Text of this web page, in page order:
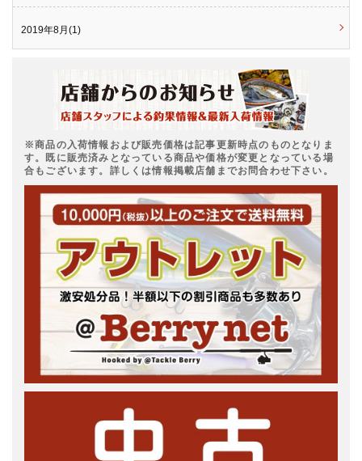
2019年8月(1)
※商品の入荷情報および販売価格は記事更新時点のものとなりま
す。既に販売済みとなっている商品や価格が変更となっている場
合もございます。詳しくは情報掲載店舗までお問合わせ下さい。